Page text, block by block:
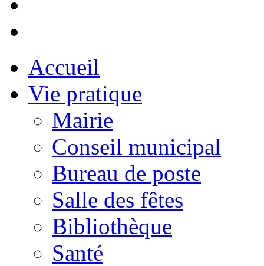
Accueil
Vie pratique
Mairie
Conseil municipal
Bureau de poste
Salle des fêtes
Bibliothèque
Santé